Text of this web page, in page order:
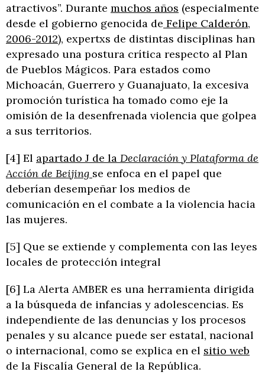
atractivos”. Durante muchos años (especialmente
desde el gobierno genocida de Felipe Calderón,
2006-2012), expertxs de distintas disciplinas han
expresado una postura crítica respecto al Plan
de Pueblos Mágicos. Para estados como
Michoacán, Guerrero y Guanajuato, la excesiva
promoción turística ha tomado como eje la
omisión de la desenfrenada violencia que golpea
a sus territorios.
[4] El apartado J de la Declaración y Plataforma de
Acción de Beijing se enfoca en el papel que
deberían desempeñar los medios de
comunicación en el combate a la violencia hacia
las mujeres.
[5] Que se extiende y complementa con las leyes
locales de protección integral
[6] La Alerta AMBER es una herramienta dirigida
a la búsqueda de infancias y adolescencias. Es
independiente de las denuncias y los procesos
penales y su alcance puede ser estatal, nacional
o internacional, como se explica en el sitio web
de la Fiscalía General de la República.